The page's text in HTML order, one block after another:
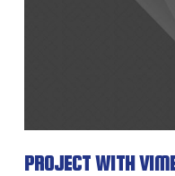
PROJECT WITH